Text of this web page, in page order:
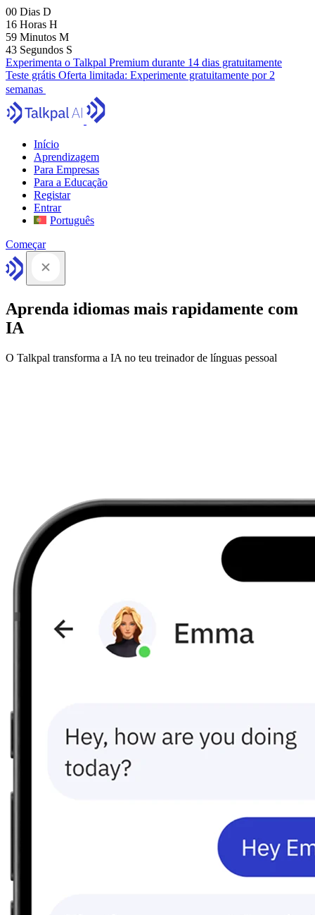
00 Dias D
16 Horas H
59 Minutos M
41 Segundos S
Experimenta o Talkpal Premium durante 14 dias gratuitamente
Teste grátis Oferta limitada: Experimente gratuitamente por 2
semanas
Início
Aprendizagem
Para Empresas
Para a Educação
Registar
Entrar
Português
Começar
Aprenda idiomas mais rapidamente com
IA
O Talkpal transforma a IA no teu treinador de línguas pessoal